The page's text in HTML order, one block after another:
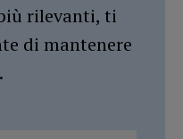
rilevanti, ti
di mantenere